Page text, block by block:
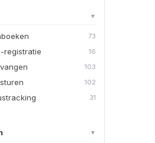
▼
73
registratie 16
103
102
31
▼